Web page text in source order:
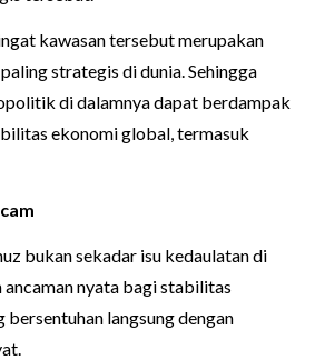
kawasan tersebut merupakan
strategis di dunia. Sehingga
di dalamnya dapat berdampak
ekonomi global, termasuk
bukan sekadar isu kedaulatan di
nyata bagi stabilitas
bersentuhan langsung dengan